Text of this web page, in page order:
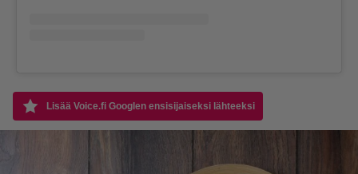
Lisää Voice.fi Googlen ensisijaiseksi lähteeksi